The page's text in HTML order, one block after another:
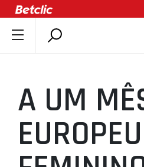
ÚLTIMAS
COMPETIÇÕES
ASSOCIAÇÕES
CLUBES
A UM